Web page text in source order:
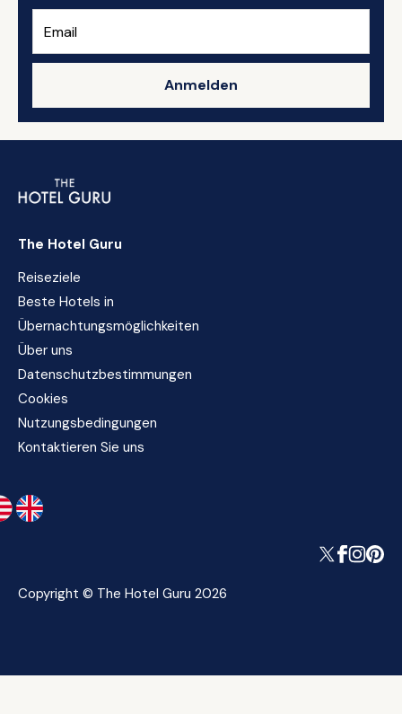
Anmelden
The Hotel Guru
Reiseziele
Beste Hotels in
Übernachtungsmöglichkeiten
Über uns
Datenschutzbestimmungen
Cookies
Nutzungsbedingungen
Kontaktieren Sie uns
Copyright © The Hotel Guru 2026